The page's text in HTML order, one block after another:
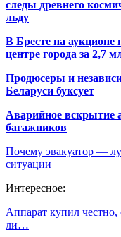
следы древнего
льду
В Бресте на аукционе
центре города за 2,7
Продюсеры и
Беларуси буксует
Аварийное вскрытие
багажников
Почему эвакуатор —
ситуации
Интересное:
Аппарат купил
ли…